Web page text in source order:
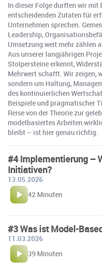
In dieser Folge durften wir mit
entscheidenden Zutaten für
Unternehmen sprechen.
Leadership,
Umsetzung weit mehr zählen
Aus unserer langjährigen
Stolpersteine erkennt,
Mehrwert schafft. Wir zeigen,
sondern um Haltung,
des kontinuierlichen
Beispiele und pragmatischer
Reise von der Theorie zur
modelbasiertes Arbeiten
bleibt – ist hier genau richtig.
#4 Implementierung –
Initiativen?
13.05.2026
42 Minuten
#3 Was ist Model-
11.03.2026
39 Minuten